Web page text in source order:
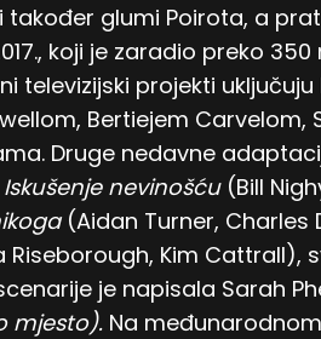
također glumi Poirota, a
koji je zaradio preko
televizijski projekti
Bertiejem
Druge nedavne
Iskušenje nevinošću(Bill
(Aidan Turner, Charles
Riseborough, Kim
je napisala Sarah
mjesto). Na